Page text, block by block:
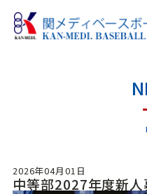
2026年04月01日
中等部2027年度新人